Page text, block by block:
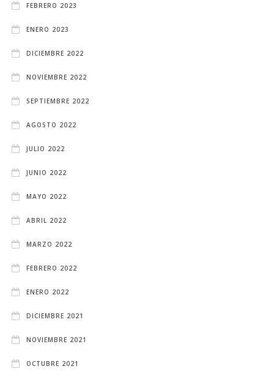
FEBRERO 2023
ENERO 2023
DICIEMBRE 2022
NOVIEMBRE 2022
SEPTIEMBRE 2022
AGOSTO 2022
JULIO 2022
JUNIO 2022
MAYO 2022
ABRIL 2022
MARZO 2022
FEBRERO 2022
ENERO 2022
DICIEMBRE 2021
NOVIEMBRE 2021
OCTUBRE 2021